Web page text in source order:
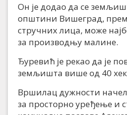
Он је додао да се
општини Вишеград,
стручних лица, може
за производњу малине.
Ђуревић је рекао да је
земљишта више од 40
Вршилац дужности
за просторно уређење и